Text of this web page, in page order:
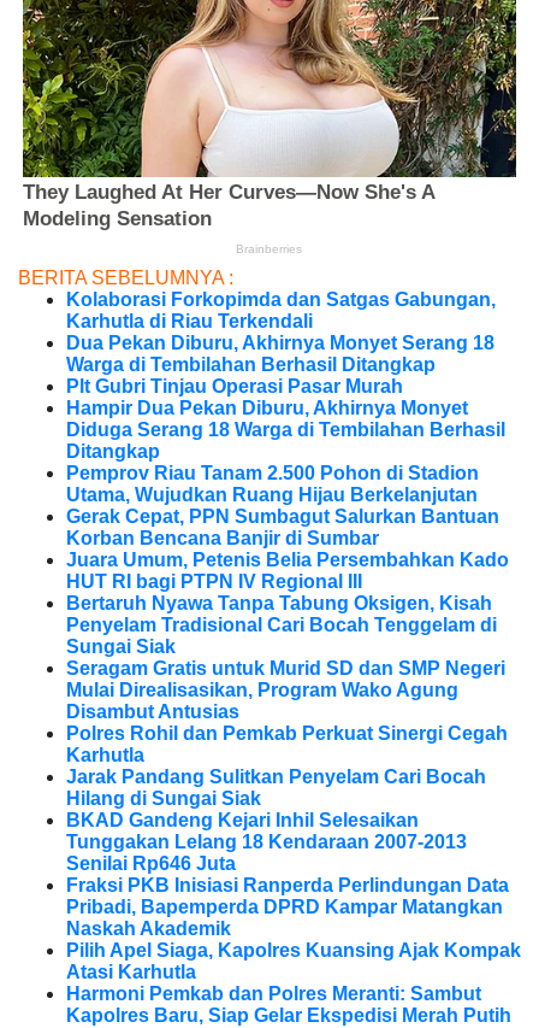
BERITA SEBELUMNYA :
Kolaborasi Forkopimda dan Satgas Gabungan,
Karhutla di Riau Terkendali
Dua Pekan Diburu, Akhirnya Monyet Serang 18
Warga di Tembilahan Berhasil Ditangkap
Plt Gubri Tinjau Operasi Pasar Murah
Hampir Dua Pekan Diburu, Akhirnya Monyet
Diduga Serang 18 Warga di Tembilahan Berhasil
Ditangkap
Pemprov Riau Tanam 2.500 Pohon di Stadion
Utama, Wujudkan Ruang Hijau Berkelanjutan
Gerak Cepat, PPN Sumbagut Salurkan Bantuan
Korban Bencana Banjir di Sumbar
Juara Umum, Petenis Belia Persembahkan Kado
HUT RI bagi PTPN IV Regional III
Bertaruh Nyawa Tanpa Tabung Oksigen, Kisah
Penyelam Tradisional Cari Bocah Tenggelam di
Sungai Siak
Seragam Gratis untuk Murid SD dan SMP Negeri
Mulai Direalisasikan, Program Wako Agung
Disambut Antusias
Polres Rohil dan Pemkab Perkuat Sinergi Cegah
Karhutla
Jarak Pandang Sulitkan Penyelam Cari Bocah
Hilang di Sungai Siak
BKAD Gandeng Kejari Inhil Selesaikan
Tunggakan Lelang 18 Kendaraan 2007-2013
Senilai Rp646 Juta
Fraksi PKB Inisiasi Ranperda Perlindungan Data
Pribadi, Bapemperda DPRD Kampar Matangkan
Naskah Akademik
Pilih Apel Siaga, Kapolres Kuansing Ajak Kompak
Atasi Karhutla
Harmoni Pemkab dan Polres Meranti: Sambut
Kapolres Baru, Siap Gelar Ekspedisi Merah Putih